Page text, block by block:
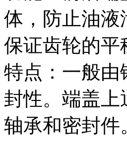
体，防止油液
保证齿轮的平
特点：一般由
封性。端盖
轴承和密封件